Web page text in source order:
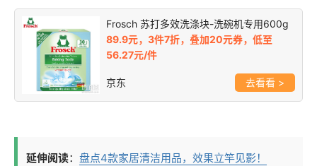
Frosch 苏打多效洗涤块-洗碗机专用600g
89.9元，3件7折，叠加20元券，低至
56.27元/件
京东 >
延伸阅读： 盘点4款家居清洁用品，效果立竿见影！